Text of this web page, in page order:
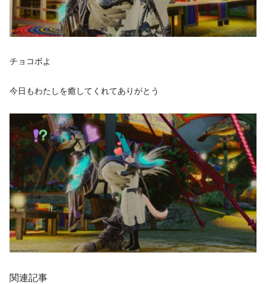
チョコボよ
今日もわたしを癒してくれてありがとう
関連記事